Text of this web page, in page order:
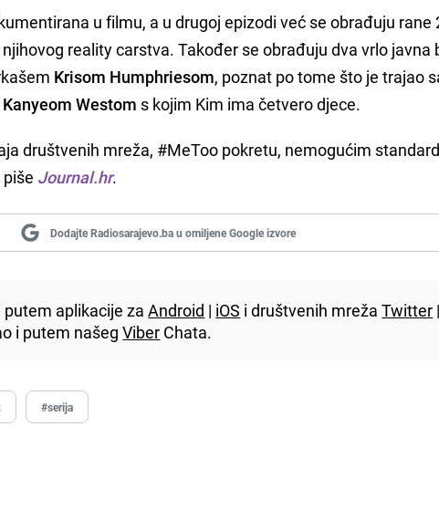
u filmu, a u drugoj epizodi već se obrađuju rane
reality carstva. Također se obrađuju dva vrlo javna
Krisom Humphriesom, poznat po tome što je trajao
Kanyeom Westom s kojim Kim ima četvero djece.
društvenih mreža, #MeToo pokretu, nemogućim
Journal.hr.
Dodajte Radiosarajevo.ba u omiljene Google izvore
putem aplikacije zaAndroid | iOS i društvenih mrežaTwitter |
i putem našegViber Chata.
#serija